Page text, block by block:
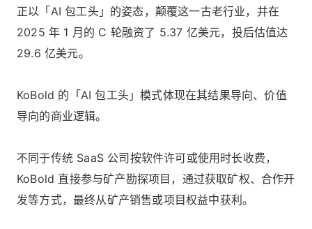
正以「AI 包工头」的姿态，颠覆这一古老行业，并在
2025 年 1 月的 C 轮融资了 5.37 亿美元，投后估值达
29.6 亿美元。
KoBold 的「AI 包工头」模式体现在其结果导向、价值
导向的商业逻辑。
不同于传统 SaaS 公司按软件许可或使用时长收费，
KoBold 直接参与矿产勘探项目，通过获取矿权、合作开
发等方式，最终从矿产销售或项目权益中获利。